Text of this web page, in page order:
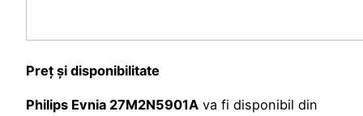
Preț și disponibilitate
Philips Evnia 27M2N5901A va fi disponibil din